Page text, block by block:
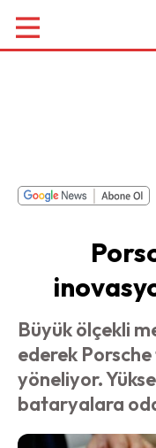
Büyük ölçekli
ederek
yöneliyor.
bataryalara